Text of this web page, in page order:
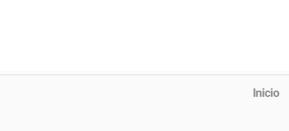
Inicio